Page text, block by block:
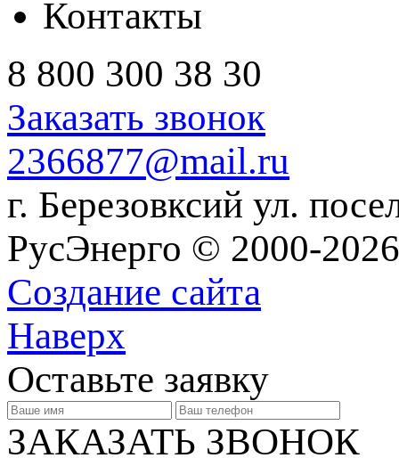
Контакты
8 800 300 38 30
Заказать звонок
2366877@mail.ru
г. Березовксий ул.
РусЭнерго © 2000-
Создание сайта
Наверх
Оставьте заявку
ЗАКАЗАТЬ ЗВОНОК